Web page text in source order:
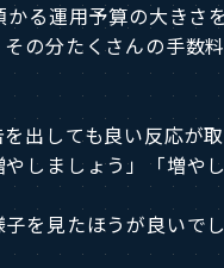
る運用予算の大きさ
の分たくさんの手数
出しても良い反応が
しましょう」「増
を見たほうが良いで